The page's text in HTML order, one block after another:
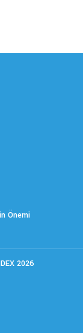
Önemi
2026